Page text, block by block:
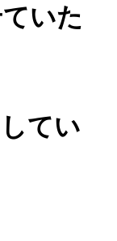
いた
てい